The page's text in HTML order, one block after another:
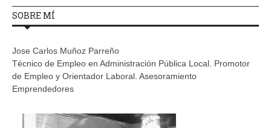
SOBRE MÍ
Jose Carlos Muñoz Parreño
Técnico de Empleo en Administración Pública Local. Promotor
de Empleo y Orientador Laboral. Asesoramiento
Emprendedores